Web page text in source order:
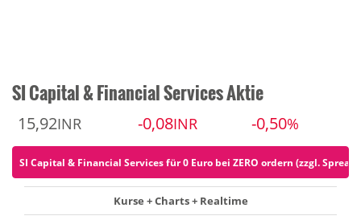
SI Capital & Financial Services Aktie
15,92INR -0,08INR -0,50%
SI Capital & Financial Services für 0 Euro bei ZERO ordern (zzgl.
Kurse + Charts + Realtime